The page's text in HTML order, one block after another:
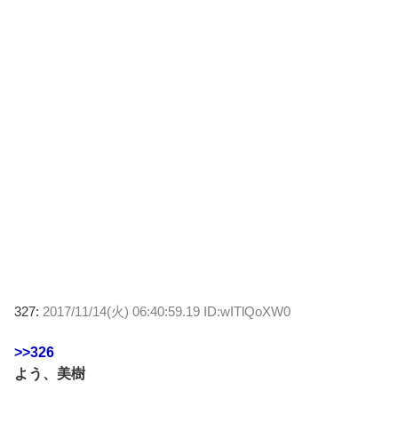
327: 2017/11/14(火) 06:40:59.19 ID:wITlQoXW0
>>326
よう、美樹